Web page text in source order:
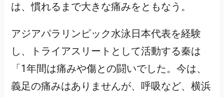
は、慣れるまで大きな痛みをともなう。
アジアパラリンピック水泳日本代表を経験
し、トライアスリートとして活動する秦は
「1年間は痛みや傷との闘いでした。今は、
義足の痛みはありませんが、呼吸など、横浜